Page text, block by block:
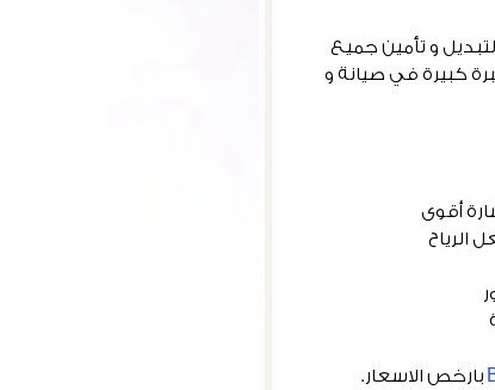
و تأمين جميع
كبيرة في صيانة و
أقوى
الرياح
بارخص الاسعار.